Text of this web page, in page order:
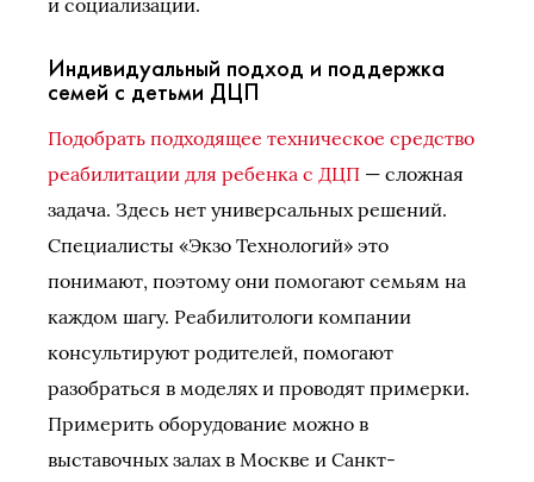
и социализации.
Индивидуальный подход и поддержка
семей с детьми ДЦП
Подобрать подходящее техническое средство
реабилитации для ребенка с ДЦП — сложная
задача. Здесь нет универсальных решений.
Специалисты «Экзо Технологий» это
понимают, поэтому они помогают семьям на
каждом шагу. Реабилитологи компании
консультируют родителей, помогают
разобраться в моделях и проводят примерки.
Примерить оборудование можно в
выставочных залах в Москве и Санкт-